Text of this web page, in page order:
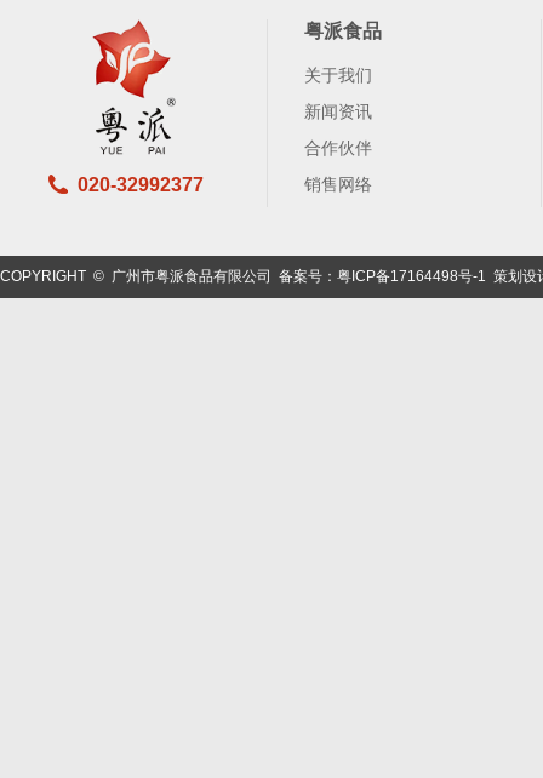
020-32992377
粤派食品
关于我们
新闻资讯
合作伙伴
销售网络
COPYRIGHT © 广州市粤派食品有限公司 备案号：粤ICP备17164498号-1 策划设